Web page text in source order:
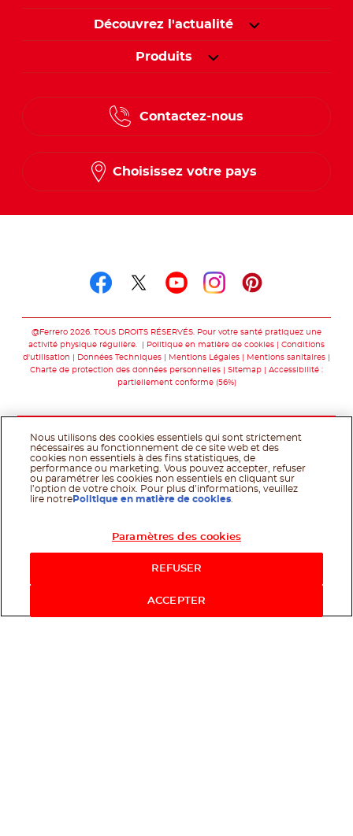
Découvrez l'actualité
Produits
Contactez-nous
Choisissez votre pays
@Ferrero 2026. TOUS DROITS RÉSERVÉS. Pour votre santé pratiquez une
activité physique régulière.
Politique en matière de cookies
Conditions
d'utilisation
Données Techniques Mentions Légales
Mentions sanitaires
Charte de protection des données personnelles
Sitemap
Accessibilité :
partiellement conforme (56%)
Nous utilisons des cookies essentiels qui sont strictement
nécessaires au fonctionnement de ce site web et des
cookies non essentiels à des fins statistiques, de
performance ou marketing. Vous pouvez accepter, refuser
ou paramétrer les cookies non essentiels en cliquant sur
l’option de votre choix. Pour plus d’informations, veuillez
lire notre Politique en matière de cookies
Paramètres des cookies
REFUSER
ACCEPTER